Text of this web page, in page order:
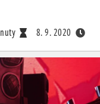
8. 9. 2020